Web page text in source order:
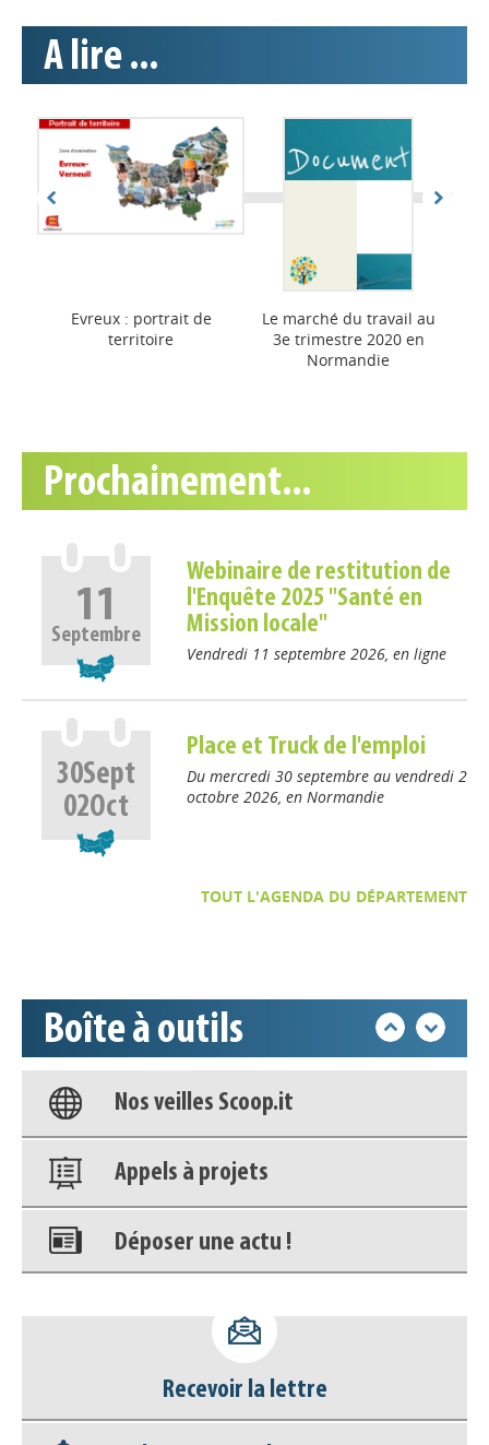
A lire ...
Evreux : portrait de
territoire
Le marché du travail au
3e trimestre 2020 en
Normandie
Prochainement...
11
Septembre
Webinaire de restitution de
l'Enquête 2025 "Santé en
Mission locale"
Vendredi 11 septembre 2026, en ligne
30Sept
02Oct
Place et Truck de l'emploi
Du mercredi 30 septembre au vendredi 2
octobre 2026, en Normandie
TOUT L'AGENDA DU DÉPARTEMENT
Boîte à outils
Appels à projets
Base documentaire
Nos veilles Scoop.it
Appels à projets
Déposer une actu !
déconnecter)
Base documentaire
Recevoir la lettre